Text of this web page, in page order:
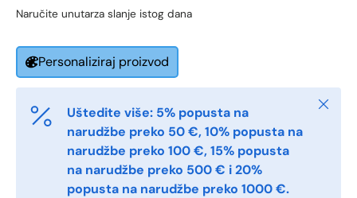
Postnummer
Antall *
Kommentarer
Naručite unutarza slanje istog dana
Personaliziraj proizvod
Uštedite više: 5% popusta na
narudžbe preko 50 €, 10% popusta na
narudžbe preko 100 €, 15% popusta
na narudžbe preko 500 € i 20%
popusta na narudžbe preko 1000 €.